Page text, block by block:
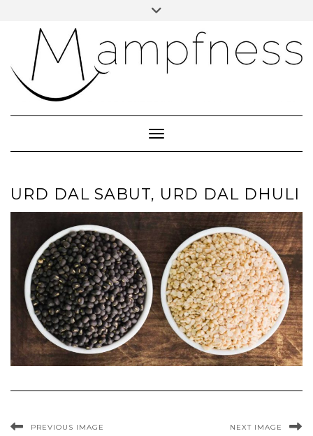
IMPRESSUM
DATENSCHUTZ
Toggle Navigation
URD DAL SABUT, URD DAL DHULI
PREVIOUS IMAGE NEXT IMAGE